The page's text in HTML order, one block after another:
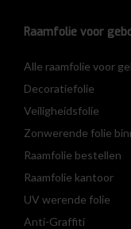
Raamfolie voor
Alle raamfolie voor
Decoratiefolie
Veiligheidsfolie
Zonwerende folie
Raamfolie bestellen
Raamfolie kantoor
UV werende folie
Anti-Graffiti